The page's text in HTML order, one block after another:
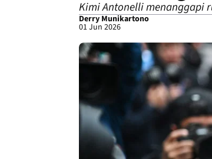
Kimi Antonelli menanggapi
Derry Munikartono
01 Jun 2026